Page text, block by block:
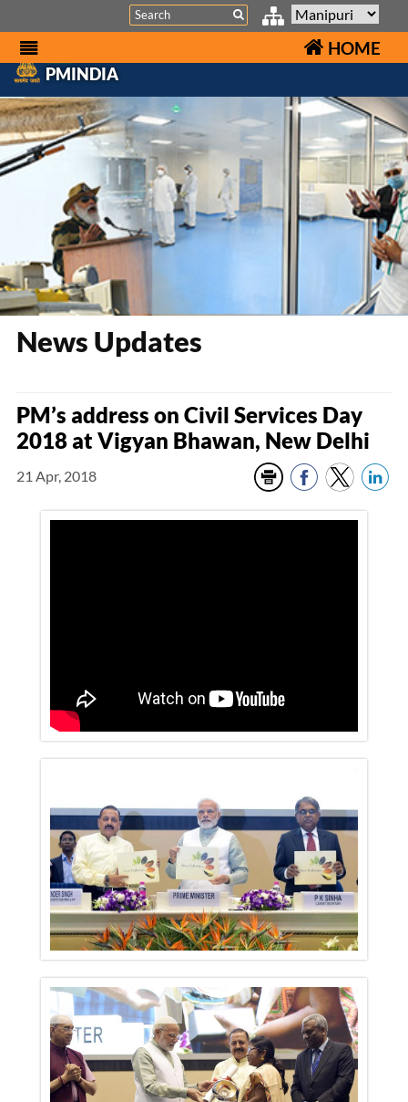
Search
HOME
PMINDIA
News Updates
PM’s address on Civil Services Day
2018 at Vigyan Bhawan, New Delhi
21 Apr, 2018